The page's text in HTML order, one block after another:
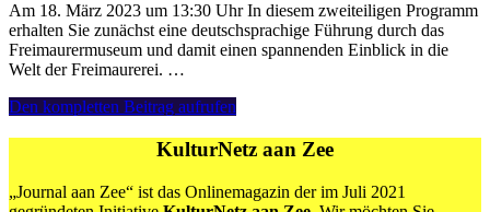
–
Vrijmetselaarstempels
en
andere
esoterische
gebouwen
in
rond
Am 18. März 2023 um 13:30 Uhr In diesem zweiteiligen Programm
erhalten Sie zunächst eine deutschsprachige Führung durch das
Freimaurermuseum und damit einen spannenden Einblick in die
Welt der Freimaurerei. …
18.03.:
das
Freimaurermuseum
Den kompletten Beitrag aufrufen
KulturNetz aan Zee
„Journal aan Zee“ ist das Onlinemagazin der im Juli 2021